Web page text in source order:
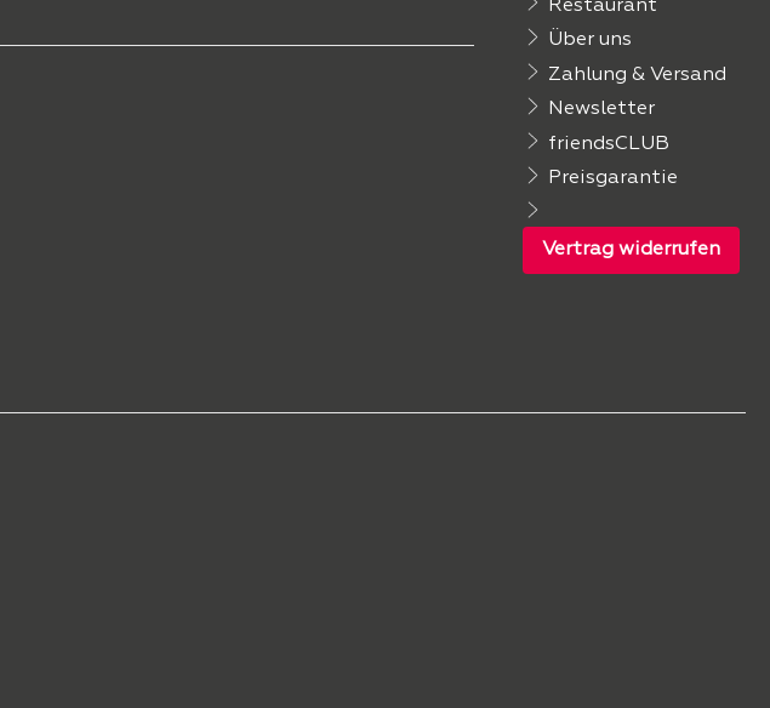
Restaurant
Über uns
Zahlung & Versand
Newsletter
friendsCLUB
Preisgarantie